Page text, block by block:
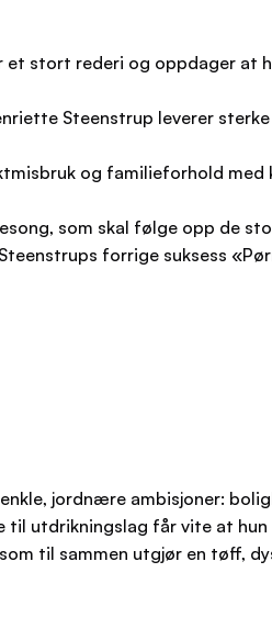
et stort rederi og oppdager at
Steenstrup leverer
og familieforhold med
som skal følge opp de
forrige suksess
jordnære ambisjoner:
utdrikningslag får vite at
til sammen utgjør en tøff,